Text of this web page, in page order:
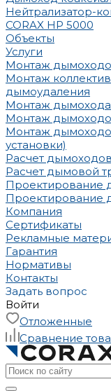
Нейтрализатор-
CORAX HP 5000
Объекты
Услуги
Монтаж
Монтаж
дымоудаления
Монтаж дымохода
Монтаж
Монтаж
установки)
Расчет дымоходов
Расчет дымовой
Проектирование
Проектирование
Компания
Сертификаты
Рекламные
Гарантия
Нормативы
Контакты
Задать вопрос
Войти
Отложенные
Сравнение